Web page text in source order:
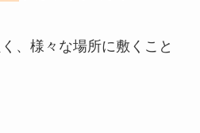
、様々な場所に敷くこと